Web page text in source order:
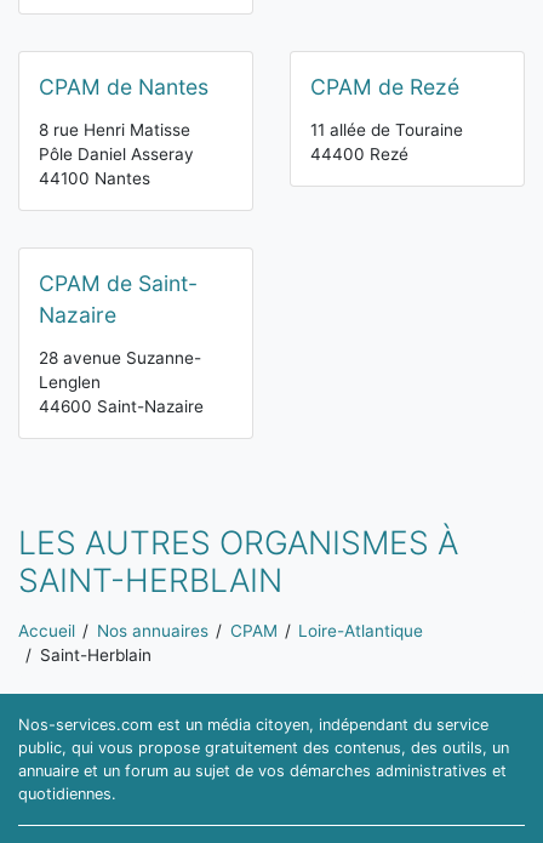
CPAM de Nantes
8 rue Henri Matisse
Pôle Daniel Asseray
44100 Nantes
CPAM de Rezé
11 allée de Touraine
44400 Rezé
CPAM de Saint-
Nazaire
28 avenue Suzanne-
Lenglen
44600 Saint-Nazaire
LES AUTRES ORGANISMES À
SAINT-HERBLAIN
Vous êtes ici:
Accueil Nos annuaires CPAM
Loire-Atlantique
Saint-Herblain
Nos-services.com est un média citoyen, indépendant du service
public, qui vous propose gratuitement des contenus, des outils, un
annuaire et un forum au sujet de vos démarches administratives et
quotidiennes.